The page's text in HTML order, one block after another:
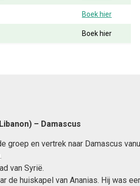
Boek hier
Boek hier
– Damascus
groep en vertrek naar Damascus
van Syrië.
de huiskapel van Ananias. Hij was